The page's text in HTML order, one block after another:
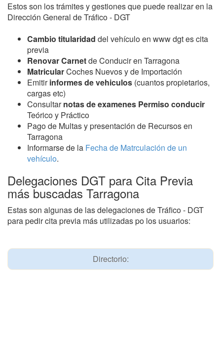
Estos son los trámites y gestiones que puede realizar en la
Dirección General de Tráfico - DGT
Cambio titularidad del vehículo en www dgt es cita
previa
Renovar Carnetde Conducir en Tarragona
MatricularCoches Nuevos y de Importación
Emitirinformes de vehiculos (cuantos propietarios,
cargas etc)
Consultarnotas de examenes Permiso conducir
Teórico y Práctico
Pago de Multas y presentación de Recursos en
Tarragona
Informarse de la Fecha de Matrculación de un
vehículo.
Delegaciones DGT para Cita Previa
más buscadas Tarragona
Estas son algunas de las delegaciones de Tráfico - DGT
para pedir cita previa más utilizadas po los usuarios:
Directorio: